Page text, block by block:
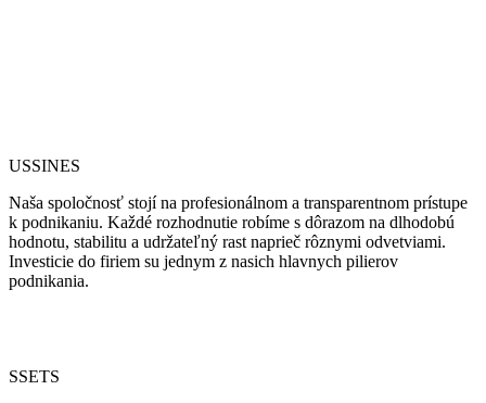
USSINES
Naša spoločnosť stojí na profesionálnom a transparentnom prístupe
k podnikaniu. Každé rozhodnutie robíme s dôrazom na dlhodobú
hodnotu, stabilitu a udržateľný rast naprieč rôznymi odvetviami.
Investicie do firiem su jednym z nasich hlavnych pilierov
podnikania.
SSETS